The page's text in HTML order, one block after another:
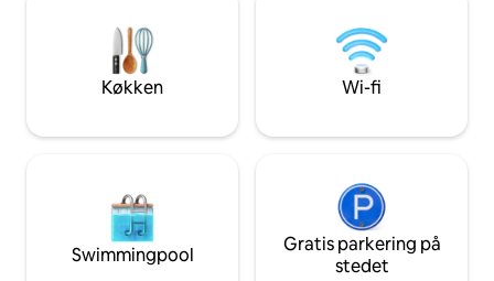
en kæmpe stue, spiseplads og tv-stue.
Soveværelserne rengøres ugentligt. Wi-
fi uden begrænsning er tilgængelig.
friske, økologiske
haven. Ideel til naturelskere og
eventyrere!
Køkken Wi-fi
Swimmingpool
Gratis parkering på
stedet